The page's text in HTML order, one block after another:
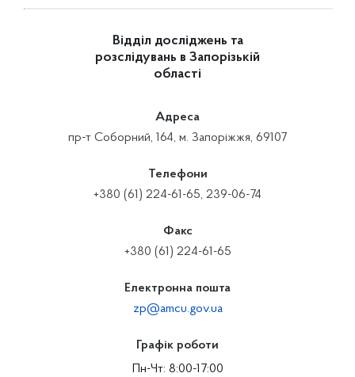
Відділ досліджень та
розслідувань в Запорізькій
області
Адреса
пр-т Соборний, 164, м. Запоріжжя, 69107
Телефони
+380 (61) 224-61-65, 239-06-74
Факс
+380 (61) 224-61-65
Електронна пошта
zp@amcu.gov.ua
Графік роботи
Пн-Чт: 8:00-17:00